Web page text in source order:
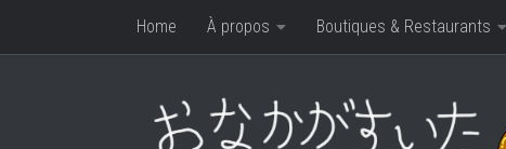
Skip to contentHome À propos Boutiques & Restaurants